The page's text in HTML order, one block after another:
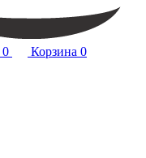
0 Корзина 0